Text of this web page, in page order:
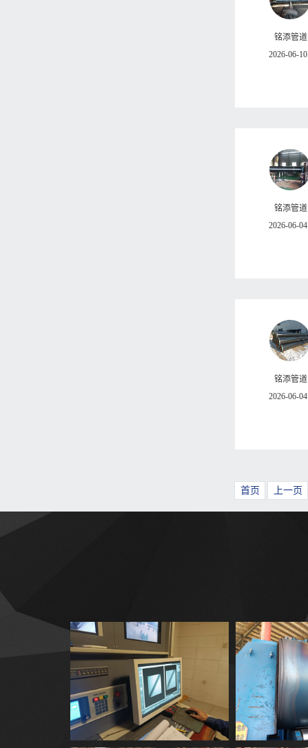
铭添管道
2026-06-10
铭添管道
2026-06-04
铭添管道
2026-06-04
首页 上一页